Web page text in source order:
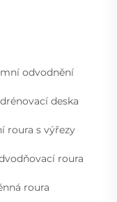
odvodnění
drénovací deska
roura s výřezy
roura
roura